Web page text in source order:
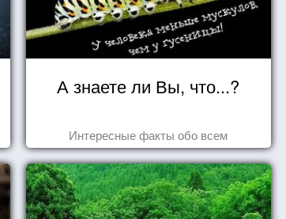
А знаете ли Вы, что...?
Интересные факты обо всем